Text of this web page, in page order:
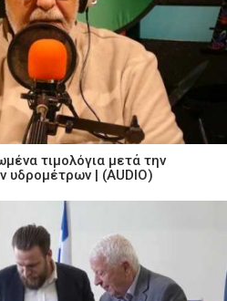
τιμολόγια μετά την
υδρομέτρων | (AUDIO)